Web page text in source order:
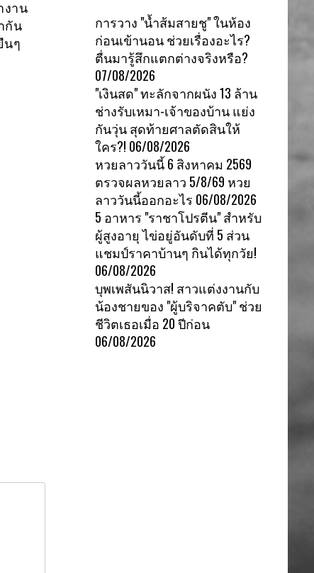
งาน
กัน
นๆ
การวาง "น้ำส้มสายชู" ในห้อง
ก่อนเข้านอน ช่วยเรื่องอะไร?
ตื่นมารู้สึกแตกต่างจริงหรือ?
07/08/2026
"เงินสด" ทะลักจากผนัง 13 ล้าน
ช่างรับเหมา-เจ้าของบ้าน แย่ง
กันวุ่น สุดท้ายศาลตัดสินให้
ใคร?! 06/08/2026
หวยลาววันนี้ 6 สิงหาคม 2569
ตรวจผลหวยลาว 5/8/69 หวย
ลาววันนี้ออกอะไร 06/08/2026
5 อาหาร "ราชาโปรตีน" สำหรับ
ผู้สูงอายุ ไข่อยู่อันดับที่ 5 ส่วน
แชมป์ราคาบ้านๆ กินได้ทุกวัย!
06/08/2026
บุพเพสันนิวาส! สาวแต่งงานกับ
น้องชายของ "ผู้บริจาคตับ" ช่วย
ชีวิตเธอเมื่อ 20 ปีก่อน
06/08/2026